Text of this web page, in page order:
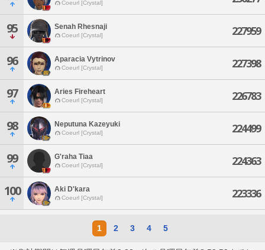
Coeurl [Crystal]
95 Senah Rhesnaji
Coeurl [Crystal] 227959
96 Aparacia Vytrinov
Coeurl [Crystal] 227398
97 Aries Fireheart
Coeurl [Crystal] 226783
98 Neputuna Kazeyuki
Coeurl [Crystal] 224499
99 G'raha Tiaa
Coeurl [Crystal] 224363
100 Aki D'kara
Coeurl [Crystal] 223336
1 2 3 4 5